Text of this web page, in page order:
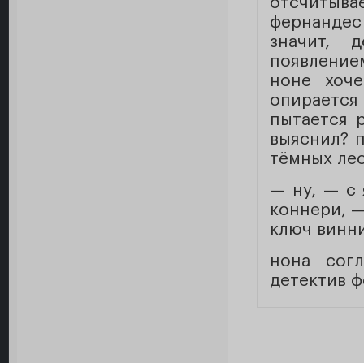
значит,
ноне
пытается
выяснил?
тёмных
— ну, — с
коннери,
ключ
нона
детектив